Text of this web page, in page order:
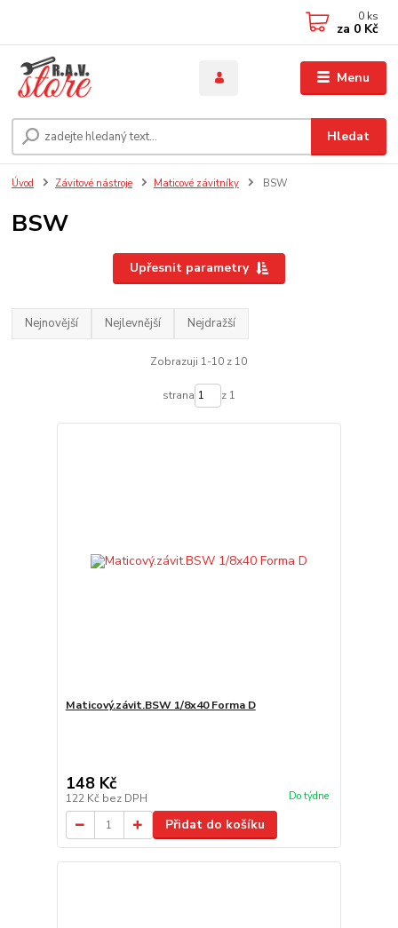
Menu
Hledat
0 ks
za 0 Kč
Úvod Závitové nástroje Maticové závitníky BSW
BSW
Upřesnit parametry
Nejnovější Nejlevnější Nejdražší
Zobrazuji 1-10 z 10
strana z 1
Maticový.závit.BSW 1/8x40 Forma D
148 Kč
122 Kč bez DPH Do týdne
Přidat do košíku